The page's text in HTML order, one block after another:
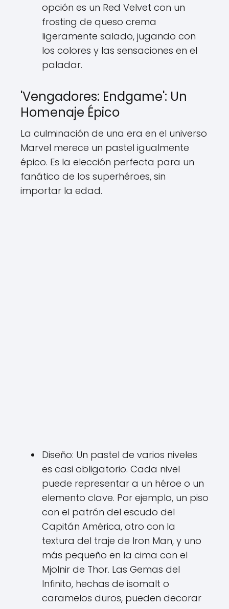
opción es un Red Velvet con un
frosting de queso crema
ligeramente salado, jugando con
los colores y las sensaciones en el
paladar.
'Vengadores: Endgame': Un
Homenaje Épico
La culminación de una era en el universo
Marvel merece un pastel igualmente
épico. Es la elección perfecta para un
fanático de los superhéroes, sin
importar la edad.
Diseño: Un pastel de varios niveles
es casi obligatorio. Cada nivel
puede representar a un héroe o un
elemento clave. Por ejemplo, un piso
con el patrón del escudo del
Capitán América, otro con la
textura del traje de Iron Man, y uno
más pequeño en la cima con el
Mjolnir de Thor. Las Gemas del
Infinito, hechas de isomalt o
caramelos duros, pueden decorar